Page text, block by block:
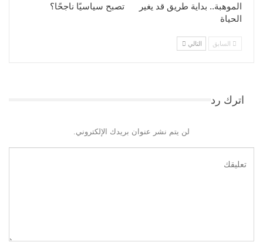
تصبح سياسيًا ناجحًا؟
الموهبة.. بداية طريق قد يغير
الحياة
السابق التالي
اترك رد
لن يتم نشر عنوان بريدك الإلكتروني.